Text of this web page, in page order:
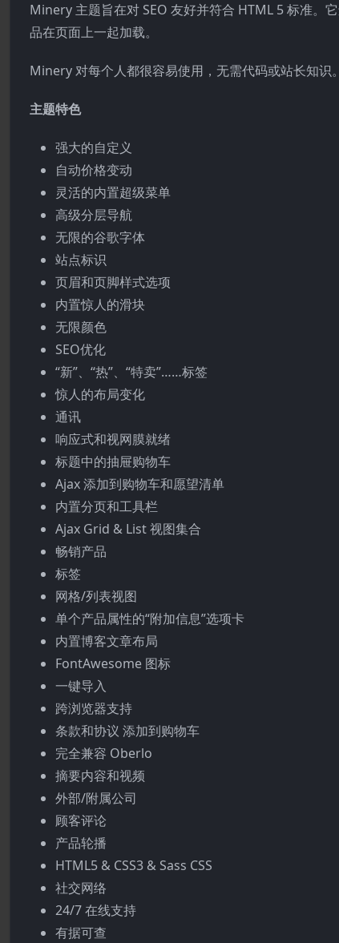
Minery 主题旨在对 SEO 友好并符合 HTML 5 标准。
品在页面上一起加载。
Minery 对每个人都很容易使用，无需代码或站长知识
主题特色
强大的自定义
自动价格变动
灵活的内置超级菜单
高级分层导航
无限的谷歌字体
站点标识
页眉和页脚样式选项
内置惊人的滑块
无限颜色
SEO优化
“新”、“热”、“特卖”……标签
惊人的布局变化
通讯
响应式和视网膜就绪
标题中的抽屉购物车
Ajax 添加到购物车和愿望清单
内置分页和工具栏
Ajax Grid & List 视图集合
畅销产品
标签
网格/列表视图
单个产品属性的“附加信息”选项卡
内置博客文章布局
FontAwesome 图标
一键导入
跨浏览器支持
条款和协议 添加到购物车
完全兼容 Oberlo
摘要内容和视频
外部/附属公司
顾客评论
产品轮播
HTML5 & CSS3 & Sass CSS
社交网络
24/7 在线支持
有据可查